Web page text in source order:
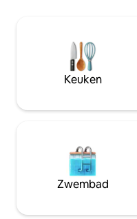
nacht automatisch
het platform. Huisdieren:
huisdier/verblijf. Wij brengen geen
extra kosten in rekening
Keuken
Zwembad